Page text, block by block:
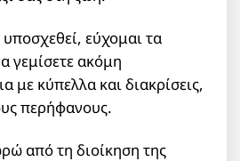
εύχομαι τα
γεμίσετε ακόμη
με κύπελλα και διακρίσεις,
περήφανους.
από τη διοίκηση της